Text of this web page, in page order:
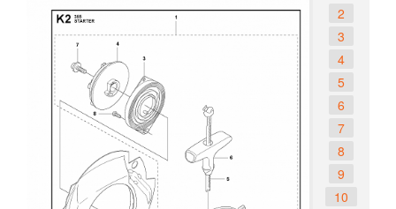
2
3
4
5
6
7
8
9
10